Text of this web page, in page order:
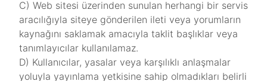
C) Web sitesi üzerinden sunulan herhangi bir servis
aracılığıyla siteye gönderilen ileti veya yorumların
kaynağını saklamak amacıyla taklit başlıklar veya
tanımlayıcılar kullanılamaz.
D) Kullanıcılar, yasalar veya karşılıklı anlaşmalar
yoluyla yayınlama yetkisine sahip olmadıkları belirli